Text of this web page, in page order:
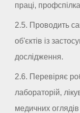
праці,
2.5. Проводить
об'єктів із
дослідження.
2.6. Перевіряє
лабораторій,
медичних